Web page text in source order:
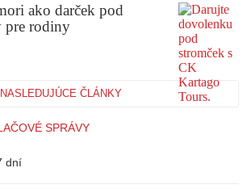
ako darček pod
pre rodiny
NASLEDUJÚCE ČLÁNKY
SPRÁVY
dní